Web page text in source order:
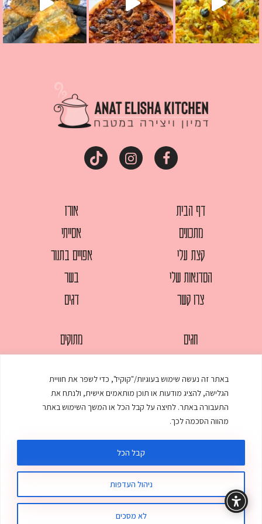
באתר זה נעשה שימוש בעוגיות/"קוקיז", כדי לשפר את חוויית
הגלישה, להציג מודעות או תוכן מותאמים אישית, ולנתח את
התעבורה באתר. לחיצה על קבל הכל או המשך השימוש באתר
מהווה הסכמה לכך.
ניהול העדפות
לא מסכים
קבל הכל
דף הבית
מתכונים
קצת עלי
הסדנאות שלי
צרו קשר
אורז
אסייתי
אפויים בתנור
בשר
דגים
חגים
מאפים
ממולאים
מרקים
מתוקים
עוגות
עוף
© כל הזכויות שמורות לענת אלישע | עיצוב ובניית אתר
תקנון האתר מדיניות פרטיות